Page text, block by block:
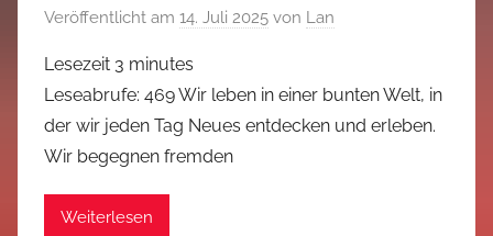
Veröffentlicht am 14. Juli 2025 von Lan
Lesezeit 3 minutes
Leseabrufe: 469 Wir leben in einer bunten Welt, in
der wir jeden Tag Neues entdecken und erleben.
Wir begegnen fremden
Weiterlesen